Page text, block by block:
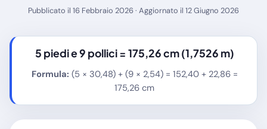
Matematica
Tutte le Calcolatrici
Blog
Pubblicato il 16 Febbraio 2026 · Aggiornato il 12 Giugno 2026
5 piedi e 9 pollici = 175,26 cm(1,7526 m)
Formula: (5 × 30,48) + (9 × 2,54) = 152,40 + 22,86 =
175,26 cm